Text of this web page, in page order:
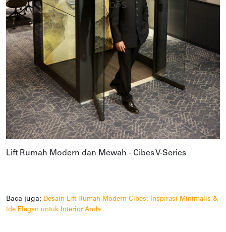
Lift Rumah Modern dan Mewah - Cibes V-Series
Baca juga: Desain Lift Rumah Modern Cibes: Inspirasi Minimalis &
Ide Elegan untuk Interior Anda